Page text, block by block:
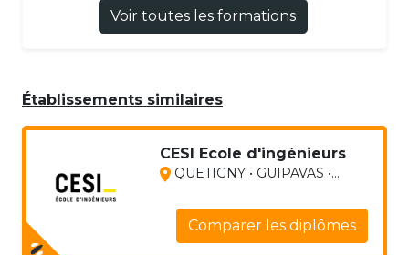
Voir toutes les formations
Établissements similaires
CESI Ecole d'ingénieurs
QUETIGNY • GUIPAVAS •...
Comparer les diplômes